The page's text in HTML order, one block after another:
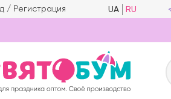
/ Регистрация UA RU